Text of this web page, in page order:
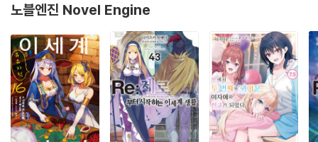
노블엔진 Novel Engine